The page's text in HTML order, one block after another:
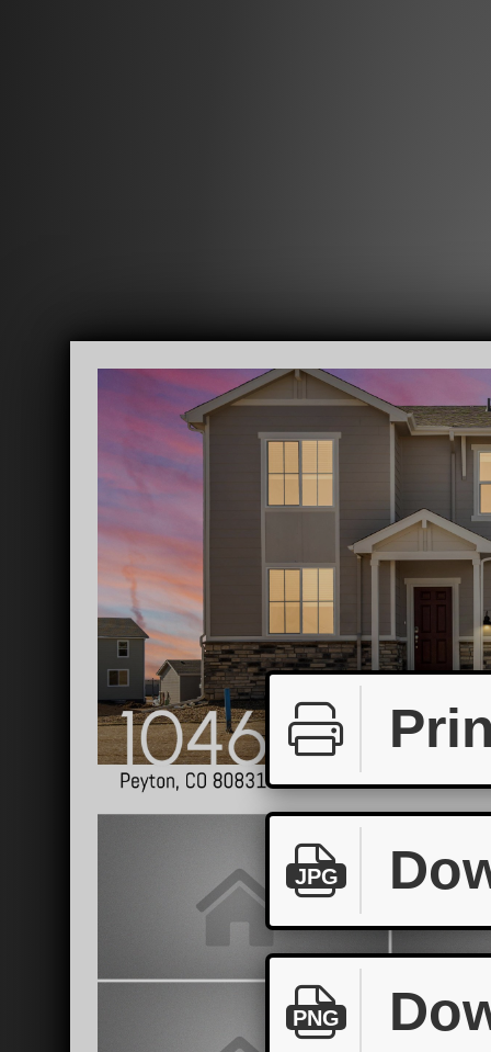
JPG
PNG